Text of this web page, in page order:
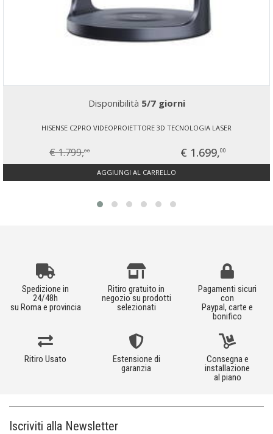
Disponibilità 5/7 giorni
HISENSE C2PRO VIDEOPROIETTORE 3D TECNOLOGIA LASER
€ 1.799,00 € 1.699,00
AGGIUNGI AL CARRELLO
Spedizione in
24/48h
su Roma e provincia
Ritiro gratuito in
negozio su prodotti
selezionati
Pagamenti sicuri
con
Paypal, carte e
bonifico
Ritiro Usato
Estensione di
garanzia
Consegna e
installazione
al piano
Iscriviti alla Newsletter